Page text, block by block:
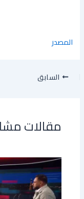
المصدر
السابق
مقالات